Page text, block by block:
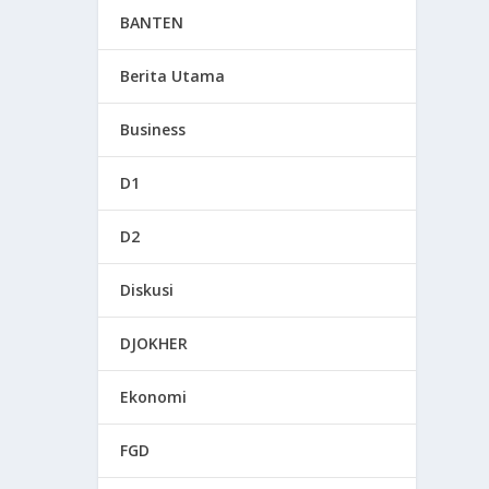
BANTEN
Berita Utama
Business
D1
D2
Diskusi
DJOKHER
Ekonomi
FGD